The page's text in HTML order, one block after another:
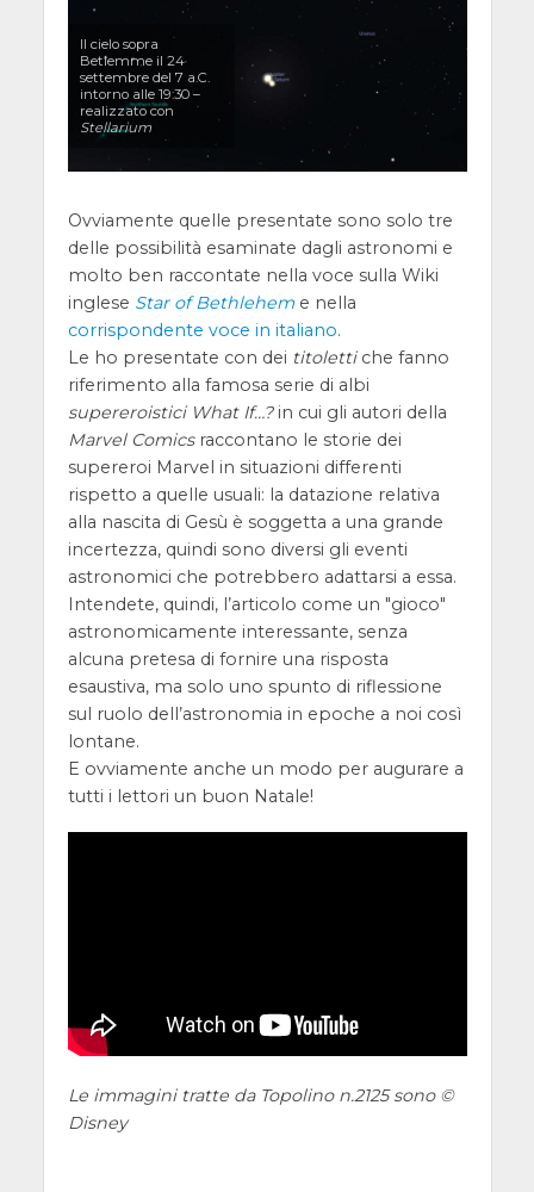
Il cielo sopra
Betlemme il 24
settembre del 7 a.C.
intorno alle 19:30 –
realizzato con
Stellarium
Ovviamente quelle presentate sono solo tre
delle possibilità esaminate dagli astronomi e
molto ben raccontate nella voce sulla Wiki
inglese Star of Bethleheme nella
corrispondente voce in italiano.
Le ho presentate con dei titolettiche fanno
riferimento alla famosa serie di albi
supereroistici What If…?in cui gli autori della
Marvel Comicsraccontano le storie dei
supereroi Marvel in situazioni differenti
rispetto a quelle usuali: la datazione relativa
alla nascita di Gesù è soggetta a una grande
incertezza, quindi sono diversi gli eventi
astronomici che potrebbero adattarsi a essa.
Intendete, quindi, l’articolo come un "gioco"
astronomicamente interessante, senza
alcuna pretesa di fornire una risposta
esaustiva, ma solo uno spunto di riflessione
sul ruolo dell’astronomia in epoche a noi così
lontane.
E ovviamente anche un modo per augurare a
tutti i lettori un buon Natale!
Le immagini tratte da Topolino n.2125 sono ©
Disney